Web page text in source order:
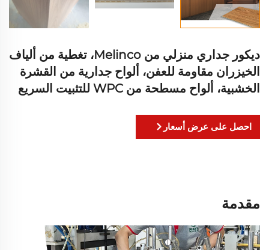
ديكور جداري منزلي من Melinco، تغطية من ألياف
الخيزران مقاومة للعفن، ألواح جدارية من القشرة
الخشبية، ألواح مسطحة من WPC للتثبيت السريع
احصل على عرض أسعار
مقدمة